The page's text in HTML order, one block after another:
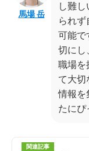
馬場 岳
し難
られ
可能で
切にし
職場を
て大切
情報を
たにぴ
関連記事